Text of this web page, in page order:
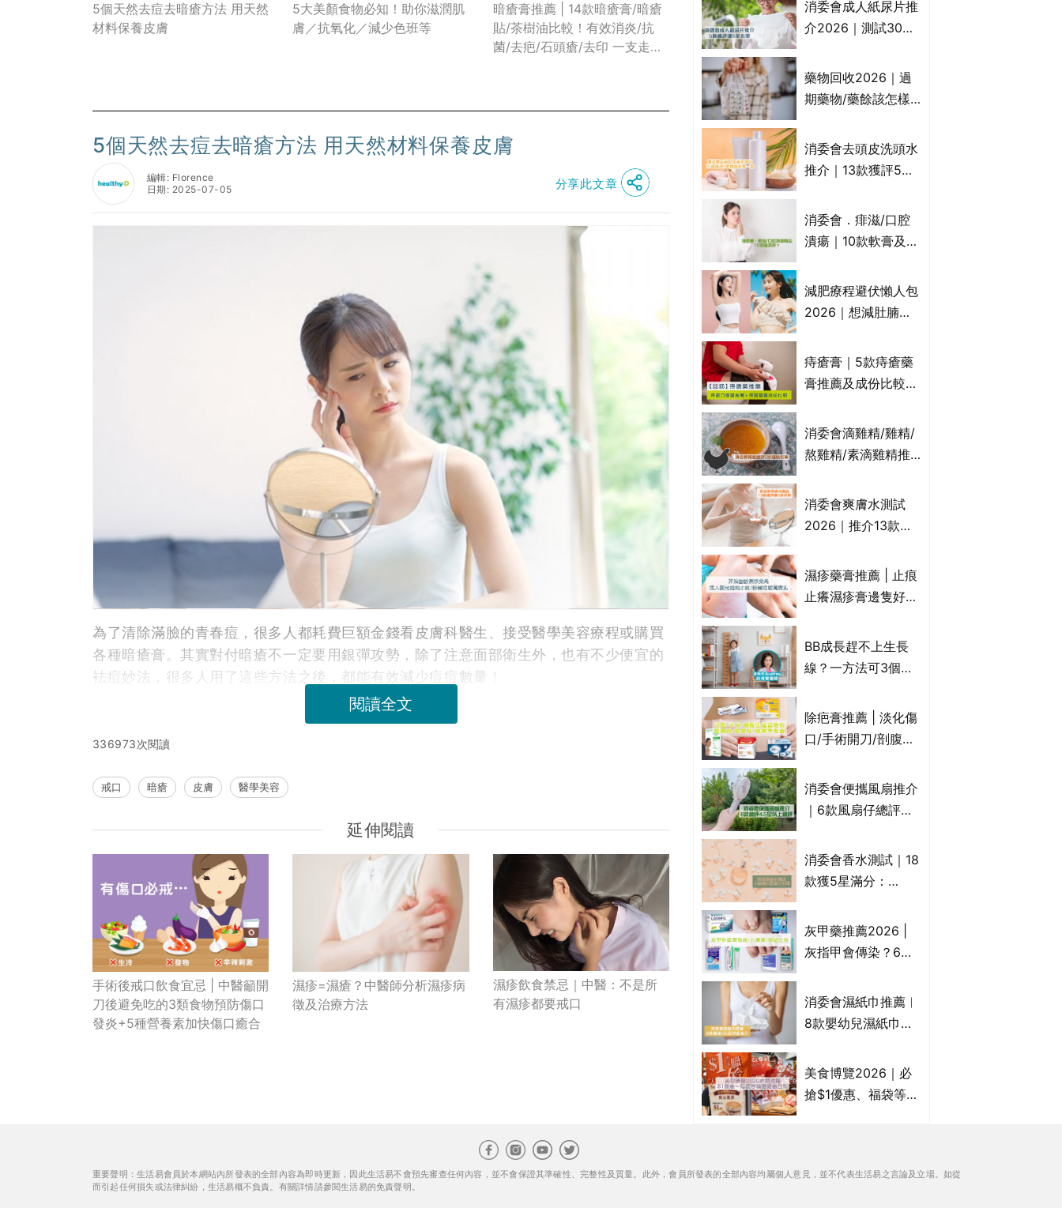
5個天然去痘去暗瘡方法 用天然
材料保養皮膚
5大美顏食物必知！助你滋潤肌
膚／抗氧化／減少色班等
暗瘡膏推薦 | 14款暗瘡膏/暗瘡
貼/茶樹油比較！有效消炎/抗
菌/去疤/石頭瘡/去印 一支走天
5個天然去痘去暗瘡方法 用天然材料保養皮膚
編輯: Florence
日期: 2025-07-05
分享此文章
為了清除滿臉的青春痘，很多人都耗費巨額金錢看皮膚科醫生、接受醫學美容療程或購買
各種暗瘡膏。其實對付暗瘡不一定要用銀彈攻勢，除了注意面部衛生外，也有不少便宜的
袪痘妙法，很多人用了這些方法之後，都能有效減少痘痘數量﹗
閱讀全文
336973次閱讀
戒口 暗瘡 皮膚 醫學美容
延伸閱讀
手術後戒口飲食宜忌 | 中醫籲開
刀後避免吃的3類食物預防傷口
發炎+5種營養素加快傷口癒合
濕疹=濕瘡？中醫師分析濕疹病
徵及治療方法
濕疹飲食禁忌｜中醫：不是所
有濕疹都要戒口
本、Furnte、Rerise
消委會成人紙尿片推
介2026｜測試30款
滲墊防漏表現/回滲/
化學物質檢測等｜5
藥物回收2026｜過
期藥物/藥餘該怎樣
地點一覽｜屈臣氏、
萬寧、首衛、綠領行
消委會去頭皮洗頭水
推介｜13款獲評5星
KLORANE、沙宣、
呂、LUX等上榜｜4
消委會．痱滋/口腔
潰瘍｜10款軟膏及啫
屬處方藥物？有哪些
受關注成分？｜必知
減肥療程避伏懶人包
2026｜想減肚腩但
VS不良黑店5大手法
對比｜SLIMTONE減
痔瘡膏｜5款痔瘡藥
膏推薦及成份比較
有效紓緩痔瘡疼痛痕
癢｜附痔瘡成因及病
消委會滴雞精/雞精/
熬雞精/素滴雞精推
款含致癌物 9款總評
達5星滿分名單 屈臣
消委會爽膚水測試
2026｜推介13款總
Cetaphil、The
Ordinary、
濕疹藥膏推薦 | 止痕
止癢濕疹膏邊隻好？
膏/濕疹膏 嬰兒BB濕
疹皮膚適用！紓緩防
一覽)
BB成長趕不上生長
線？一方法可3個月
懂得把握1歲起「長
高黃金期」
除疤膏推薦 | 淡化傷
口/手術開刀/剖腹生
藥膏/除疤筆/除疤貼
比較（消委會教揀選
消委會便攜風扇推介
｜6款風扇仔總評達
品 MUJI、
Francfranc、
消委會香水測試｜18
款獲5星滿分：
ARMANI、Marks &
Spencer、CHANEL
灰甲藥推薦2026 |
灰指甲會傳染？6款
膏/抗甲癬油劑的功
效/價格比較：羅霉
消委會濕紙巾推薦︱
8款嬰幼兒濕紙巾獲
屈臣氏watsons、強
生Johnson's等｜測
美食博覽2026｜必
搶$1優惠、福袋等精
重要聲明：生活易會員於本網站內所發表的全部內容為即時更新，因此生活易不會預先審查任何內容，並不會保證其準確性、完整性及質量。此外，會員所發表的全部內容均屬個人意見，並不代表生活易之言論及立場。如從
而引起任何損失或法律糾紛，生活易概不負責。有關詳情請參閱生活易的免責聲明。